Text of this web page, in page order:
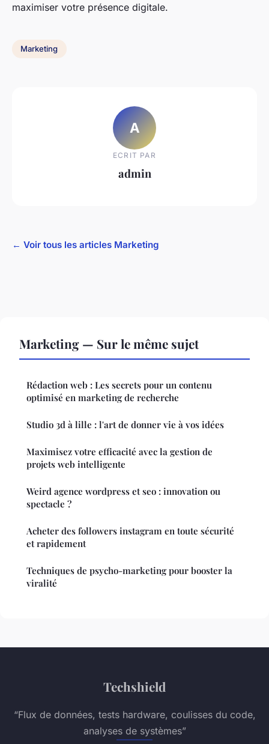
maximiser votre présence digitale.
Marketing
A
ECRIT PAR
admin
← Voir tous les articles Marketing
Marketing — Sur le même sujet
Rédaction web : Les secrets pour un contenu
optimisé en marketing de recherche
Studio 3d à lille : l'art de donner vie à vos idées
Maximisez votre efficacité avec la gestion de
projets web intelligente
Weird agence wordpress et seo : innovation ou
spectacle ?
Acheter des followers instagram en toute sécurité
et rapidement
Techniques de psycho-marketing pour booster la
viralité
Techshield
“Flux de données, tests hardware, coulisses du code,
analyses de systèmes”